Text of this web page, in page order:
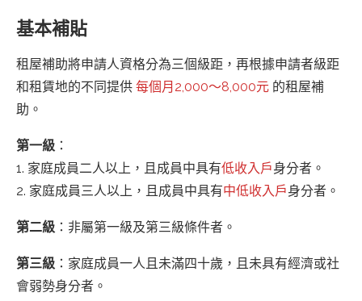
基本補貼
租屋補助將申請人資格分為三個級距，再根據申請者級距
和租賃地的不同提供 每個月2,000～8,000元 的租屋補
助。
第一級 ：
1. 家庭成員二人以上，且成員中具有低收入戶身分者。
2. 家庭成員三人以上，且成員中具有中低收入戶身分者。
第二級 ：非屬第一級及第三級條件者。
第三級 ：家庭成員一人且未滿四十歲，且未具有經濟或社
會弱勢身分者。